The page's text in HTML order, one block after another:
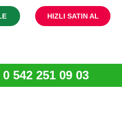
HIZLI SATIN AL
542 251 09 03